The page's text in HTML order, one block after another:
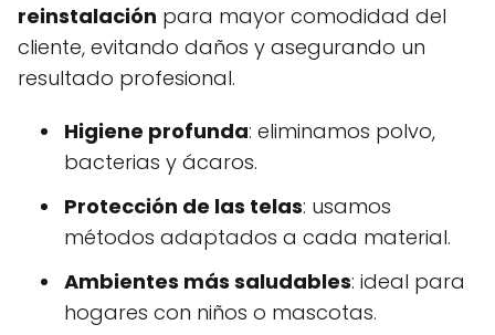
reinstalación para mayor comodidad del
cliente, evitando daños y asegurando un
resultado profesional.
Higiene profunda: eliminamos polvo,
bacterias y ácaros.
Protección de las telas: usamos
métodos adaptados a cada material.
Ambientes más saludables: ideal para
hogares con niños o mascotas.